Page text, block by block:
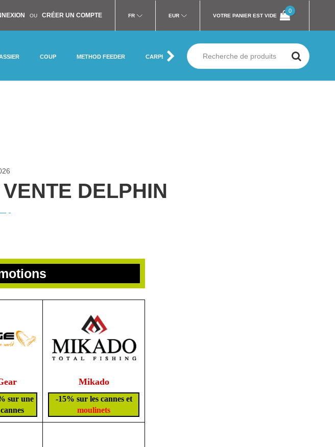
OU CRÉER UN COMPTE FR EUR VOTRE PANIER EST VIDE
0
COUP METHOD FEEDER CARPE MER SILURE MOUCHE
DELPHIN
sur une
Mikado
-15% sur les cannes et
moulinets